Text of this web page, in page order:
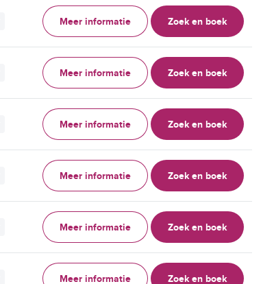
Meer informatie Zoek en boek
Meer informatie Zoek en boek
Meer informatie Zoek en boek
Meer informatie Zoek en boek
Meer informatie Zoek en boek
Meer informatie Zoek en boek